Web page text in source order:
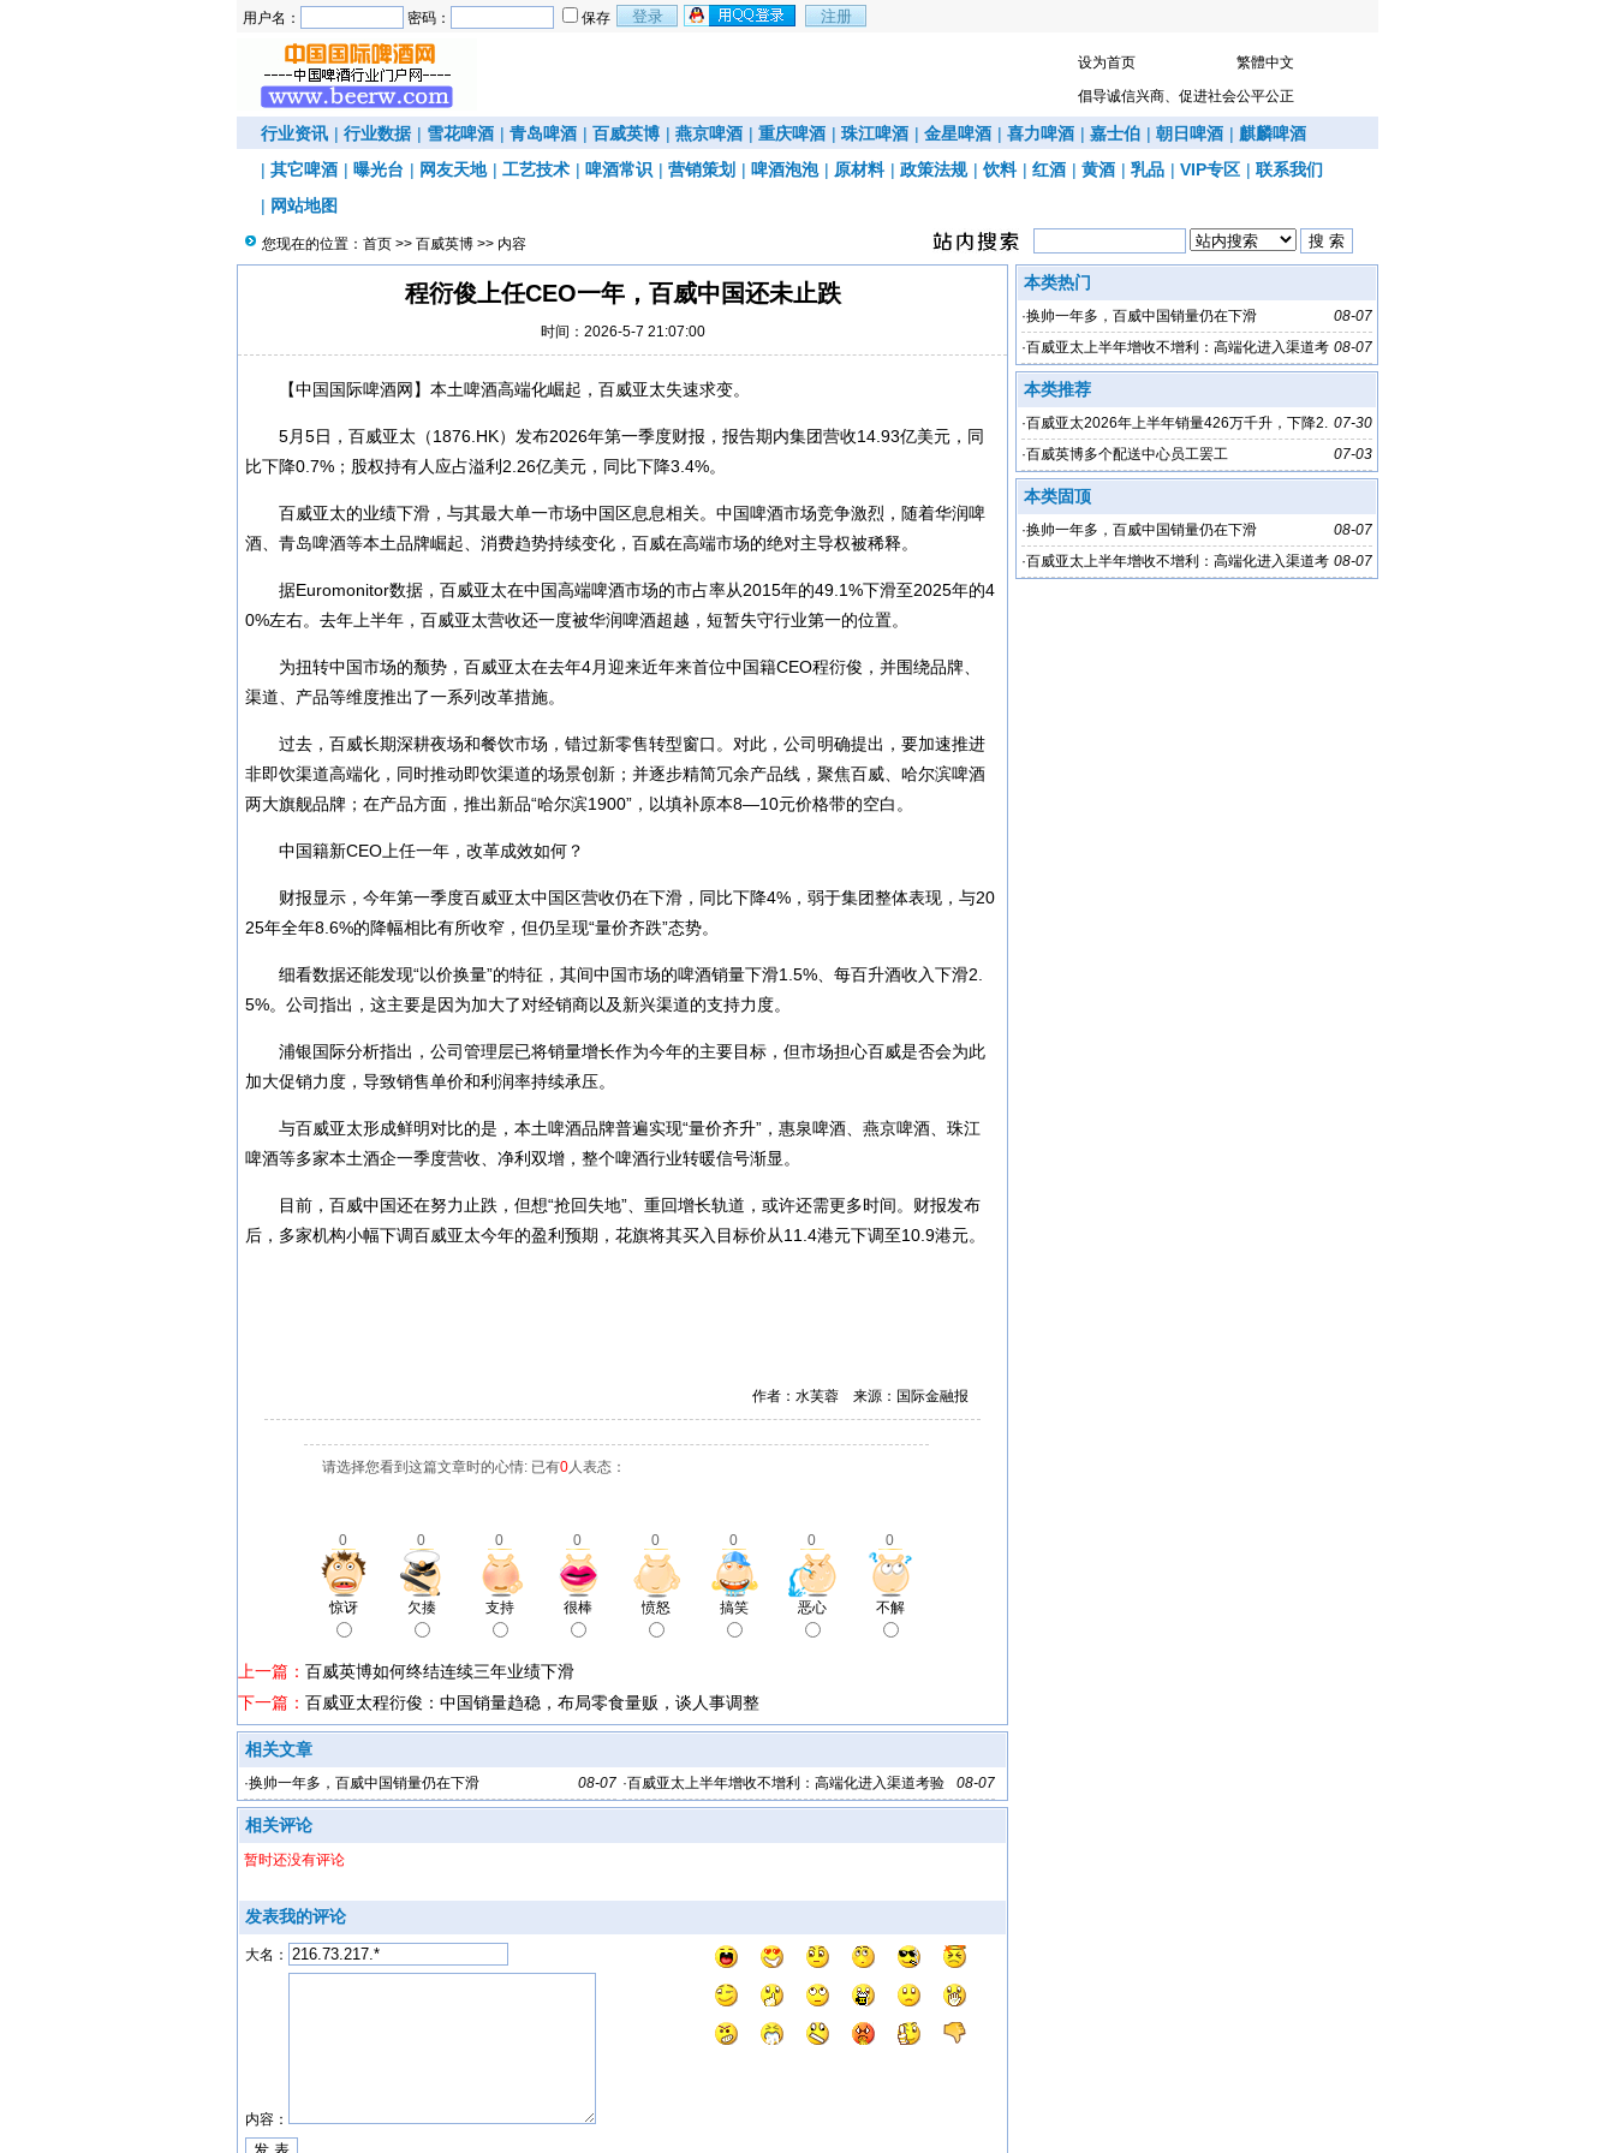
用户名： 密码： 保存
设为首页
繁體中文
倡导诚信兴商、促进社会公平公正
行业资讯 | 行业数据 | 雪花啤酒 | 青岛啤酒 | 百威英博 | 燕京啤酒 | 重庆啤酒 | 珠江啤酒 | 金星啤酒 | 喜力啤酒 | 嘉士伯 | 朝日啤酒 | 麒麟啤酒
| 其它啤酒 | 曝光台 | 网友天地 | 工艺技术 | 啤酒常识 | 营销策划 | 啤酒泡泡 | 原材料 | 政策法规 | 饮料 | 红酒 | 黄酒 | 乳品 | VIP专区 | 联系我们
| 网站地图
您现在的位置： 首页 >> 百威英博 >> 内容
程衍俊上任CEO一年，百威中国还未止跌
时间：2026-5-7 21:07:00
【中国国际啤酒网】本土啤酒高端化崛起，百威亚太失速求变。
5月5日，百威亚太（1876.HK）发布2026年第一季度财报，报告期内集团营收14.93亿美元，同
比下降0.7%；股权持有人应占溢利2.26亿美元，同比下降3.4%。
百威亚太的业绩下滑，与其最大单一市场中国区息息相关。中国啤酒市场竞争激烈，随着华润啤
酒、青岛啤酒等本土品牌崛起、消费趋势持续变化，百威在高端市场的绝对主导权被稀释。
据Euromonitor数据，百威亚太在中国高端啤酒市场的市占率从2015年的49.1%下滑至2025年的4
0%左右。去年上半年，百威亚太营收还一度被华润啤酒超越，短暂失守行业第一的位置。
为扭转中国市场的颓势，百威亚太在去年4月迎来近年来首位中国籍CEO程衍俊，并围绕品牌、
渠道、产品等维度推出了一系列改革措施。
过去，百威长期深耕夜场和餐饮市场，错过新零售转型窗口。对此，公司明确提出，要加速推进
非即饮渠道高端化，同时推动即饮渠道的场景创新；并逐步精简冗余产品线，聚焦百威、哈尔滨啤酒
两大旗舰品牌；在产品方面，推出新品“哈尔滨1900”，以填补原本8—10元价格带的空白。
中国籍新CEO上任一年，改革成效如何？
财报显示，今年第一季度百威亚太中国区营收仍在下滑，同比下降4%，弱于集团整体表现，与20
25年全年8.6%的降幅相比有所收窄，但仍呈现“量价齐跌”态势。
细看数据还能发现“以价换量”的特征，其间中国市场的啤酒销量下滑1.5%、每百升酒收入下滑2.
5%。公司指出，这主要是因为加大了对经销商以及新兴渠道的支持力度。
浦银国际分析指出，公司管理层已将销量增长作为今年的主要目标，但市场担心百威是否会为此
加大促销力度，导致销售单价和利润率持续承压。
与百威亚太形成鲜明对比的是，本土啤酒品牌普遍实现“量价齐升”，惠泉啤酒、燕京啤酒、珠江
啤酒等多家本土酒企一季度营收、净利双增，整个啤酒行业转暖信号渐显。
目前，百威中国还在努力止跌，但想“抢回失地”、重回增长轨道，或许还需更多时间。财报发布
后，多家机构小幅下调百威亚太今年的盈利预期，花旗将其买入目标价从11.4港元下调至10.9港元。
作者：水芙蓉 来源：国际金融报
请选择您看到这篇文章时的心情: 已有0人表态：
0 0 0 0 0 0 0 0
惊讶 欠揍 支持 很棒 愤怒 搞笑 恶心 不解
上一篇： 百威英博如何终结连续三年业绩下滑
下一篇： 百威亚太程衍俊：中国销量趋稳，布局零食量贩，谈人事调整
相关文章
08-07
·换帅一年多，百威中国销量仍在下滑 08-07
·百威亚太上半年增收不增利：高端化进入渠道考验
期
相关评论
暂时还没有评论
发表我的评论
大名：
内容：
本类热门
08-07
·换帅一年多，百威中国销量仍在下滑
08-07
·百威亚太上半年增收不增利：高端化进入渠道考
验期
本类推荐
07-30
·百威亚太2026年上半年销量426万千升，下降2.
3%
07-03
·百威英博多个配送中心员工罢工
本类固顶
08-07
·换帅一年多，百威中国销量仍在下滑
08-07
·百威亚太上半年增收不增利：高端化进入渠道考